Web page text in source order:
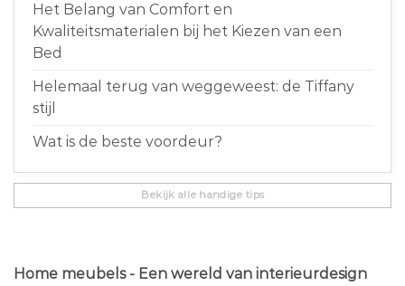
Het Belang van Comfort en
Kwaliteitsmaterialen bij het Kiezen van een
Bed
Helemaal terug van weggeweest: de Tiffany
stijl
Wat is de beste voordeur?
Bekijk alle handige tips
Home meubels - Een wereld van interieurdesign